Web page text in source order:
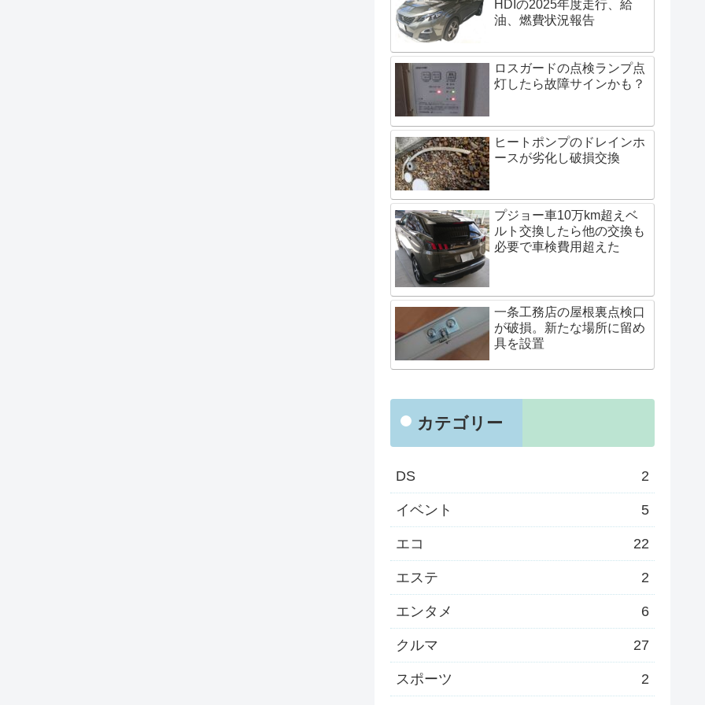
HDIの2025年度走行、給
油、燃費状況報告
ロスガードの点検ランプ点
灯したら故障サインかも？
ヒートポンプのドレインホ
ースが劣化し破損交換
プジョー車10万km超えベ
ルト交換したら他の交換も
必要で車検費用超えた
一条工務店の屋根裏点検口
が破損。新たな場所に留め
具を設置
カテゴリー
DS 2
イベント 5
エコ 22
エステ 2
エンタメ 6
クルマ 27
スポーツ 2